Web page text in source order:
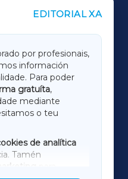
EDITORIAL XA
por profesionais,
información
Para poder
gratuíta,
mediante
o teu
de analítica
Tamén